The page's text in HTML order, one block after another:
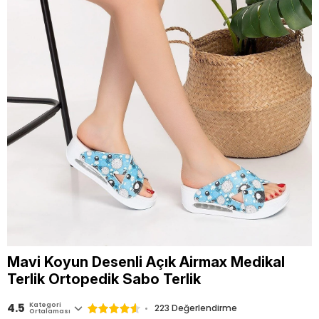
Mavi Koyun Desenli Açık Airmax Medikal
Terlik Ortopedik Sabo Terlik
4.5 Kategori
Ortalaması 223 Değerlendirme